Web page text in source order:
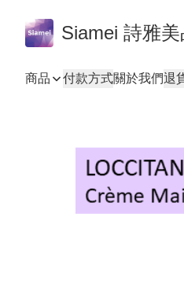
Siamei 詩雅美
商品 付款方式關於我們退